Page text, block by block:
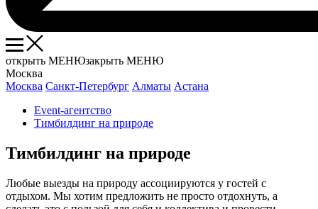
открыть МЕНЮзакрыть МЕНЮ
Москва
Москва Санкт-Петербург Алматы Астана
Event-агентство
Тимбилдинг на природе
Тимбилдинг на природе
Любые выезды на природу ассоциируются у гостей с
отдыхом. Мы хотим предложить не просто отдохнуть, а